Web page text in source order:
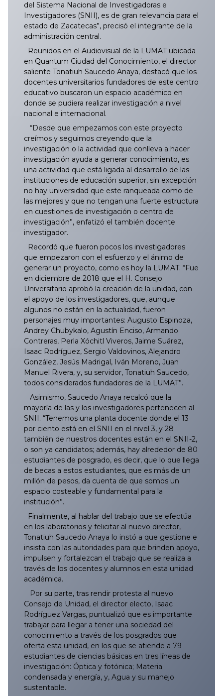
del Sistema Nacional de Investigadoras e
Investigadores (SNII), es de gran relevancia para el
estado de Zacatecas”, precisó el integrante de la
administración central.
Reunidos en el Audiovisual de la LUMAT ubicada
en Quantum Ciudad del Conocimiento, el director
saliente Tonatiuh Saucedo Anaya, destacó que los
docentes universitarios fundadores de este centro
educativo buscaron un espacio académico en
donde se pudiera realizar investigación a nivel
nacional e internacional.
“Desde que empezamos con este proyecto
creímos y seguimos creyendo que la
investigación o la actividad que conlleva a hacer
investigación ayuda a generar conocimiento, es
una actividad que está ligada al desarrollo de las
instituciones de educación superior, sin excepción
no hay universidad que este ranqueada como de
las mejores y que no tengan una fuerte estructura
en cuestiones de investigación o centro de
investigación”, enfatizó el también docente
investigador.
Recordó que fueron pocos los investigadores
que empezaron con el esfuerzo y el ánimo de
generar un proyecto, como es hoy la LUMAT. “Fue
en diciembre de 2018 que el H. Consejo
Universitario aprobó la creación de la unidad, con
el apoyo de los investigadores, que, aunque
algunos no están en la actualidad, fueron
personajes muy importantes: Augusto Espinoza,
Andrey Chubykalo, Agustín Enciso, Armando
Contreras, Perla Xóchitl Viveros, Jaime Suárez,
Isaac Rodríguez, Sergio Valdovinos, Alejandro
González, Jesús Madrigal, Iván Moreno, Juan
Manuel Rivera, y, su servidor, Tonatiuh Saucedo,
todos considerados fundadores de la LUMAT”.
Asimismo, Saucedo Anaya recalcó que la
mayoría de las y los investigadores pertenecen al
SNII. “Tenemos una planta docente donde el 13
por ciento está en el SNII en el nivel 3, y 28
también de nuestros docentes están en el SNII-2,
o son ya candidatos; además, hay alrededor de 80
estudiantes de posgrado, es decir, que lo que llega
de becas a estos estudiantes, que es más de un
millón de pesos, da cuenta de que somos un
espacio costeable y fundamental para la
institución”.
Finalmente, al hablar del trabajo que se efectúa
en los laboratorios y felicitar al nuevo director,
Tonatiuh Saucedo Anaya lo instó a que gestione e
insista con las autoridades para que brinden apoyo,
impulsen y fortalezcan el trabajo que se realiza a
través de los docentes y alumnos en esta unidad
académica.
Por su parte, tras rendir protesta al nuevo
Consejo de Unidad, el director electo, Isaac
Rodríguez Vargas, puntualizó que es importante
trabajar para llegar a tener una sociedad del
conocimiento a través de los posgrados que
oferta esta unidad, en los que se atiende a 79
estudiantes de ciencias básicas en tres líneas de
investigación: Óptica y fotónica; Materia
condensada y energía, y, Agua y su manejo
sustentable.